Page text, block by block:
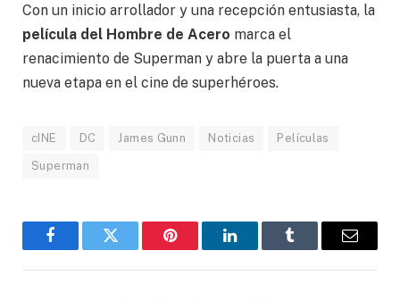
Con un inicio arrollador y una recepción entusiasta, la
película del Hombre de Acero marca el
renacimiento de Superman y abre la puerta a una
nueva etapa en el cine de superhéroes.
cINE DC James Gunn Noticias Películas
Superman
FacebookGorjeo Pinterest LinkedInTumblr
Correo